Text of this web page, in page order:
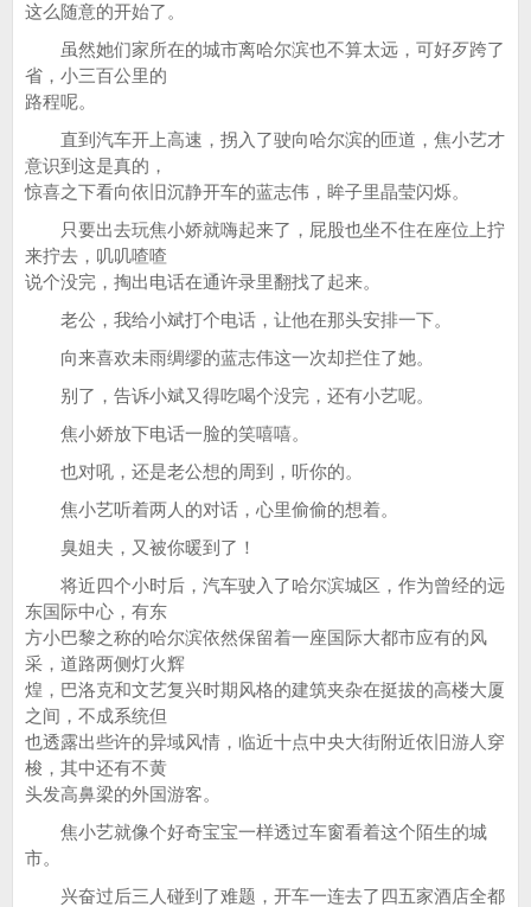
这么随意的开始了。
虽然她们家所在的城市离哈尔滨也不算太远，可好歹跨了
省，小三百公里的
路程呢。
直到汽车开上高速，拐入了驶向哈尔滨的匝道，焦小艺才
意识到这是真的，
惊喜之下看向依旧沉静开车的蓝志伟，眸子里晶莹闪烁。
只要出去玩焦小娇就嗨起来了，屁股也坐不住在座位上拧
来拧去，叽叽喳喳
说个没完，掏出电话在通许录里翻找了起来。
老公，我给小斌打个电话，让他在那头安排一下。
向来喜欢未雨绸缪的蓝志伟这一次却拦住了她。
别了，告诉小斌又得吃喝个没完，还有小艺呢。
焦小娇放下电话一脸的笑嘻嘻。
也对吼，还是老公想的周到，听你的。
焦小艺听着两人的对话，心里偷偷的想着。
臭姐夫，又被你暖到了！
将近四个小时后，汽车驶入了哈尔滨城区，作为曾经的远
东国际中心，有东
方小巴黎之称的哈尔滨依然保留着一座国际大都市应有的风
采，道路两侧灯火辉
煌，巴洛克和文艺复兴时期风格的建筑夹杂在挺拔的高楼大厦
之间，不成系统但
也透露出些许的异域风情，临近十点中央大街附近依旧游人穿
梭，其中还有不黄
头发高鼻梁的外国游客。
焦小艺就像个好奇宝宝一样透过车窗看着这个陌生的城
市。
兴奋过后三人碰到了难题，开车一连去了四五家酒店全都